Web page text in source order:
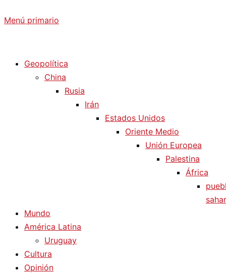
Menú primario
Geopolítica
China
Rusia
Irán
Estados Unidos
Oriente Medio
Unión Europea
Palestina
África
Mundo
América Latina
Uruguay
Cultura
Opinión